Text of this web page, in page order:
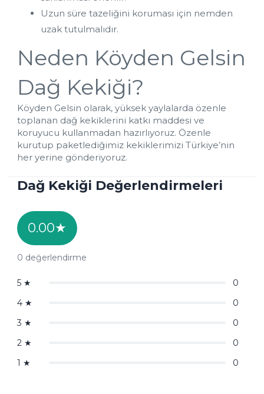
Uzun süre tazeliğini koruması için nemden
uzak tutulmalıdır.
Neden Köyden Gelsin
Dağ Kekiği?
Köyden Gelsin olarak, yüksek yaylalarda özenle
toplanan dağ kekiklerini katkı maddesi ve
koruyucu kullanmadan hazırlıyoruz. Özenle
kurutup paketlediğimiz kekiklerimizi Türkiye’nin
her yerine gönderiyoruz.
Dağ Kekiği Değerlendirmeleri
0.00★
0 değerlendirme
5 ★
0
4 ★
0
3 ★
0
2 ★
0
1 ★ 0